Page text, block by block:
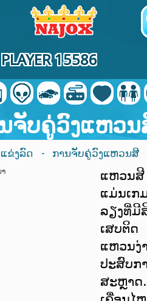
PLAYER 15586
ຈັບຄູ່ວົງແຫວ
ຂ່ງລົດ - ການຈັບຄູ່ວົງແຫວນສີ
ແຫວນ
ແມ່ນເກ
ລຽງທີ່
ເສບຕິ
ແຫວນງ່
ປະສົບກ
ສະຫຼ